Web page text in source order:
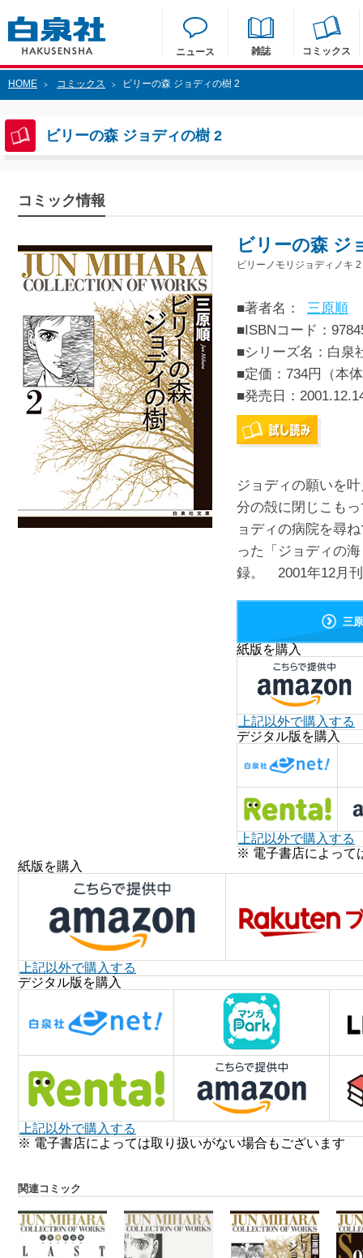
ニュース 雑誌 コミックス
HOME > コミックス > ビリーの森 ジョディの樹 2
ビリーの森 ジョディの樹 2
コミック情報
ビリーの森 ジ
ビリーノモリジョディノキ 2
■著者名：
三原順
■ISBNコード：
■シリーズ名：白泉
■定価：734円（本
■発売日：
ジョディの願いを
分の殻に閉じこも
ョディの病院を尋
った「ジョディの
録。 2001年12月
三
紙版を購入
上記以外で購入する
デジタル版を購入
上記以外で購入する
※ 電子書店によって
紙版を購入
上記以外で購入する
デジタル版を購入
上記以外で購入する
※ 電子書店によっては取り扱いがない場合もございます
関連コミック